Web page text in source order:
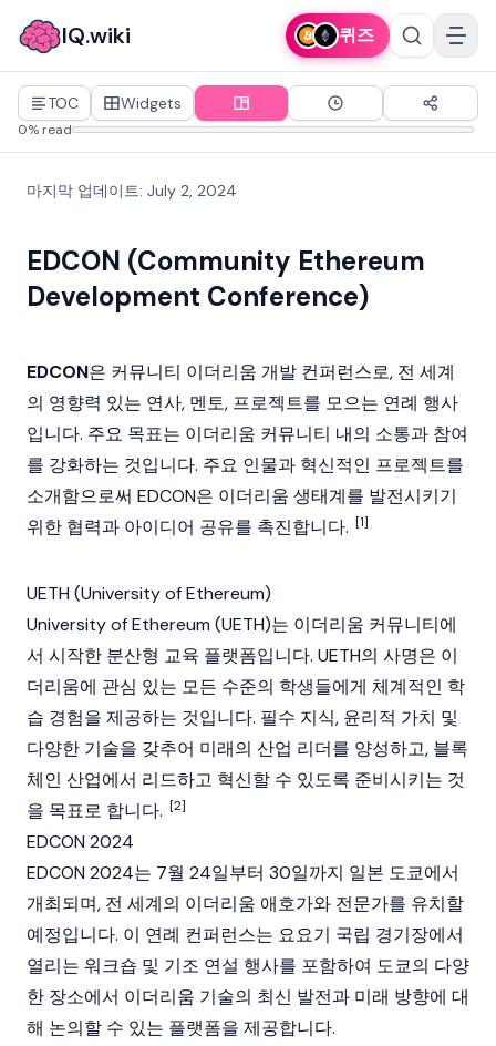
IQ.wiki 퀴즈
TOC Widgets
0% read
마지막 업데이트: July 2, 2024
EDCON (Community Ethereum
Development Conference)
EDCON은 커뮤니티 이더리움 개발 컨퍼런스로, 전 세계
의 영향력 있는 연사, 멘토, 프로젝트를 모으는 연례 행사
입니다. 주요 목표는 이더리움 커뮤니티 내의 소통과 참여
를 강화하는 것입니다. 주요 인물과 혁신적인 프로젝트를
소개함으로써 EDCON은 이더리움 생태계를 발전시키기
위한 협력과 아이디어 공유를 촉진합니다. [1]
UETH (University of Ethereum)
University of Ethereum (UETH)는 이더리움 커뮤니티에
서 시작한 분산형 교육 플랫폼입니다. UETH의 사명은 이
더리움에 관심 있는 모든 수준의 학생들에게 체계적인 학
습 경험을 제공하는 것입니다. 필수 지식, 윤리적 가치 및
다양한 기술을 갖추어 미래의 산업 리더를 양성하고, 블록
체인 산업에서 리드하고 혁신할 수 있도록 준비시키는 것
을 목표로 합니다. [2]
EDCON 2024
EDCON 2024는 7월 24일부터 30일까지 일본 도쿄에서
개최되며, 전 세계의 이더리움 애호가와 전문가를 유치할
예정입니다. 이 연례 컨퍼런스는 요요기 국립 경기장에서
열리는 워크숍 및 기조 연설 행사를 포함하여 도쿄의 다양
한 장소에서 이더리움 기술의 최신 발전과 미래 방향에 대
해 논의할 수 있는 플랫폼을 제공합니다.